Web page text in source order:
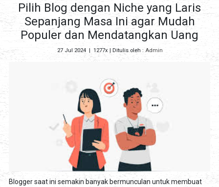
Pilih Blog dengan Niche yang Laris
Sepanjang Masa Ini agar Mudah
Populer dan Mendatangkan Uang
27 Jul 2024 1277x | Ditulis oleh :Admin
Blogger saat ini semakin banyak bermunculan untuk membuat